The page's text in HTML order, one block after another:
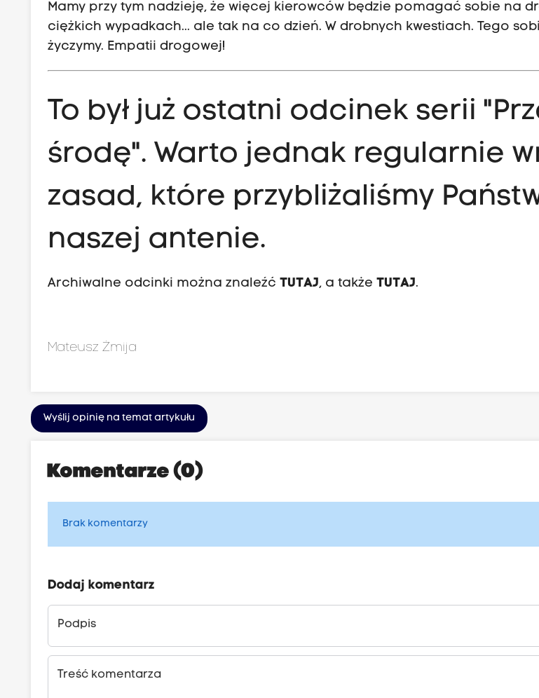
Mamy przy tym nadzieję, że więcej kierowców będzie pomagać sobie na
ciężkich wypadkach... ale tak na co dzień. W drobnych kwestiach. Tego
życzymy. Empatii drogowej!
To był już ostatni odcinek serii
środę". Warto jednak regularnie
zasad, które przybliżaliśmy
naszej antenie.
Archiwalne odcinki można znaleźćTUTAJ, a takżeTUTAJ.
Mateusz Żmija
Wyślij opinię na temat artykułu
Komentarze (0)
Brak komentarzy
Dodaj komentarz
Podpis
Treść komentarza